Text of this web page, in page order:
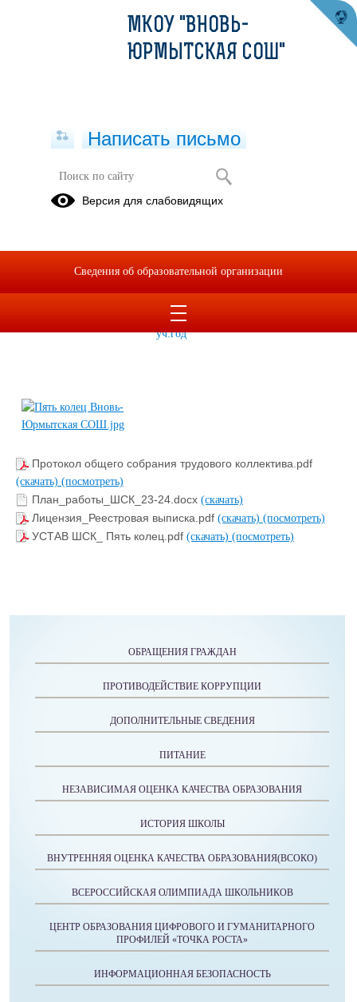
ШКОЛЬНЫЙ СПОРТИВНЫЙ КЛУБ
"ПЯТЬ КОЛЕЦ"
2023-2024
уч.год
Протокол общего собрания трудового коллектива.pdf
(скачать) (посмотреть)
План_работы_ШСК_23-24.docx (скачать)
Лицензия_Реестровая выписка.pdf (скачать) (посмотреть)
УСТАВ ШСК_ Пять колец.pdf (скачать) (посмотреть)
ОБРАЩЕНИЯ ГРАЖДАН
ПРОТИВОДЕЙСТВИЕ КОРРУПЦИИ
ДОПОЛНИТЕЛЬНЫЕ СВЕДЕНИЯ
ПИТАНИЕ
НЕЗАВИСИМАЯ ОЦЕНКА КАЧЕСТВА ОБРАЗОВАНИЯ
ИСТОРИЯ ШКОЛЫ
ВНУТРЕННЯЯ ОЦЕНКА КАЧЕСТВА ОБРАЗОВАНИЯ(ВСОКО)
ВСЕРОССИЙСКАЯ ОЛИМПИАДА ШКОЛЬНИКОВ
ЦЕНТР ОБРАЗОВАНИЯ ЦИФРОВОГО И ГУМАНИТАРНОГО
ПРОФИЛЕЙ «ТОЧКА РОСТА»
ИНФОРМАЦИОННАЯ БЕЗОПАСНОСТЬ
МКОУ "ВНОВЬ-
ЮРМЫТСКАЯ СОШ"
Написать письмо
Версия для слабовидящих
Сведения об образовательной организации